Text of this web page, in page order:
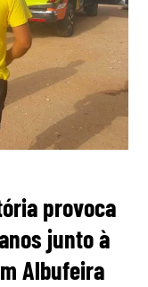
provoca
junto à
Albufeira